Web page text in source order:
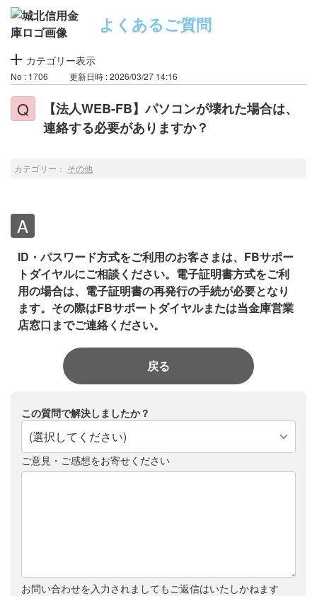
よくあるご質問
カテゴリー表示
No : 1706 更新日時 : 2026/03/27 14:16
【法人WEB-FB】パソコンが壊れた場合は、
連絡する必要がありますか？
カテゴリー： その他
ID・パスワード方式をご利用のお客さまは、FBサポー
トダイヤルにご相談ください。電子証明書方式をご利
用の場合は、電子証明書の再発行の手続が必要となり
ます。その際はFBサポートダイヤルまたは当金庫営業
店窓口までご連絡ください。
戻る
この質問で解決しましたか？
(選択してください)
ご意見・ご感想をお寄せください
お問い合わせを入力されましてもご返信はいたしかねます